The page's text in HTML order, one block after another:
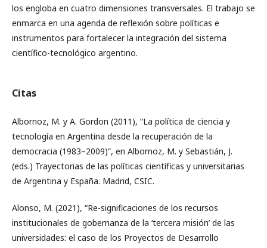
los engloba en cuatro dimensiones transversales. El trabajo se
enmarca en una agenda de reflexión sobre políticas e
instrumentos para fortalecer la integración del sistema
científico-tecnológico argentino.
Citas
Albornoz, M. y A. Gordon (2011), “La política de ciencia y
tecnología en Argentina desde la recuperación de la
democracia (1983–2009)”, en Albornoz, M. y Sebastián, J.
(eds.) Trayectorias de las políticas científicas y universitarias
de Argentina y España. Madrid, CSIC.
Alonso, M. (2021), “Re-significaciones de los recursos
institucionales de gobernanza de la ‘tercera misión’ de las
universidades: el caso de los Proyectos de Desarrollo